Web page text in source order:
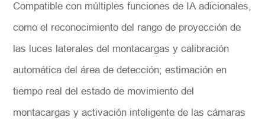
Compatible con múltiples funciones de IA adicionales,
como el reconocimiento del rango de proyección de
las luces laterales del montacargas y calibración
automática del área de detección; estimación en
tiempo real del estado de movimiento del
montacargas y activación inteligente de las cámaras